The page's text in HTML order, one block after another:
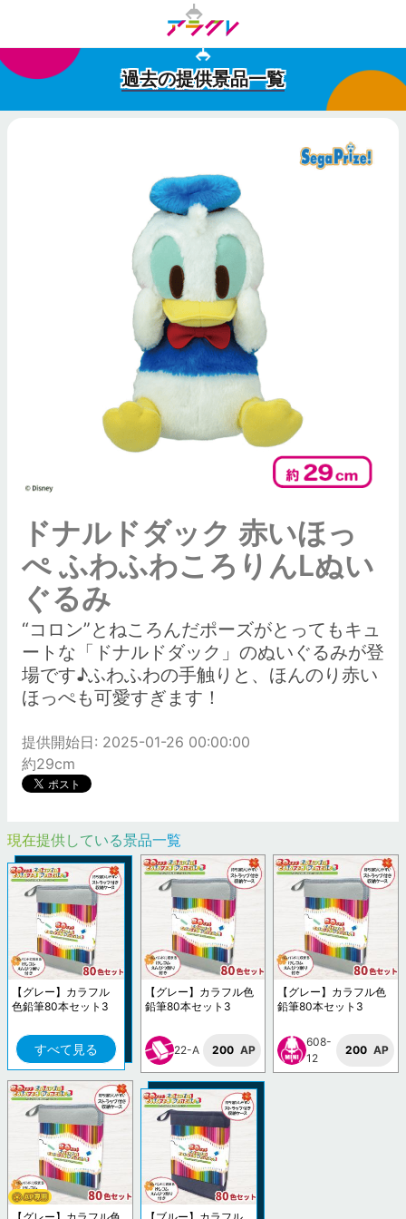
過去の提供景品一覧
ドナルドダック 赤いほっ
ぺ ふわふわころりんLぬい
ぐるみ
“コロン”とねころんだポーズがとってもキュ
ートな「ドナルドダック」のぬいぐるみが登
場です♪ふわふわの手触りと、ほんのり赤い
ほっぺも可愛すぎます！
提供開始日: 2025-01-26 00:00:00
約29cm
現在提供している景品一覧
【グレー】カラフル
色鉛筆80本セット3
すべて見る
【グレー】カラフル色
鉛筆80本セット3
22-A 200 AP
【グレー】カラフル色
鉛筆80本セット3
608-
12
200 AP